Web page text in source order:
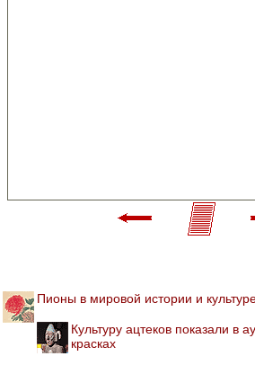
Пионы в мировой истории и
Культуру ацтеков показали в
красках